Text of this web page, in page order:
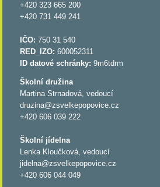
+420 323 665 200
+420 731 449 241
IČO:750 31 540
RED_IZO: 600052311
ID datové schránky:9m6tdrm
Školní družina
Martina Strnadová, vedoucí
druzina@zsvelkepopovice.cz
+420 606 039 222
Školní jídelna
Lenka Kloučková, vedoucí
jidelna@zsvelkepopovice.cz
+420 606 044 049